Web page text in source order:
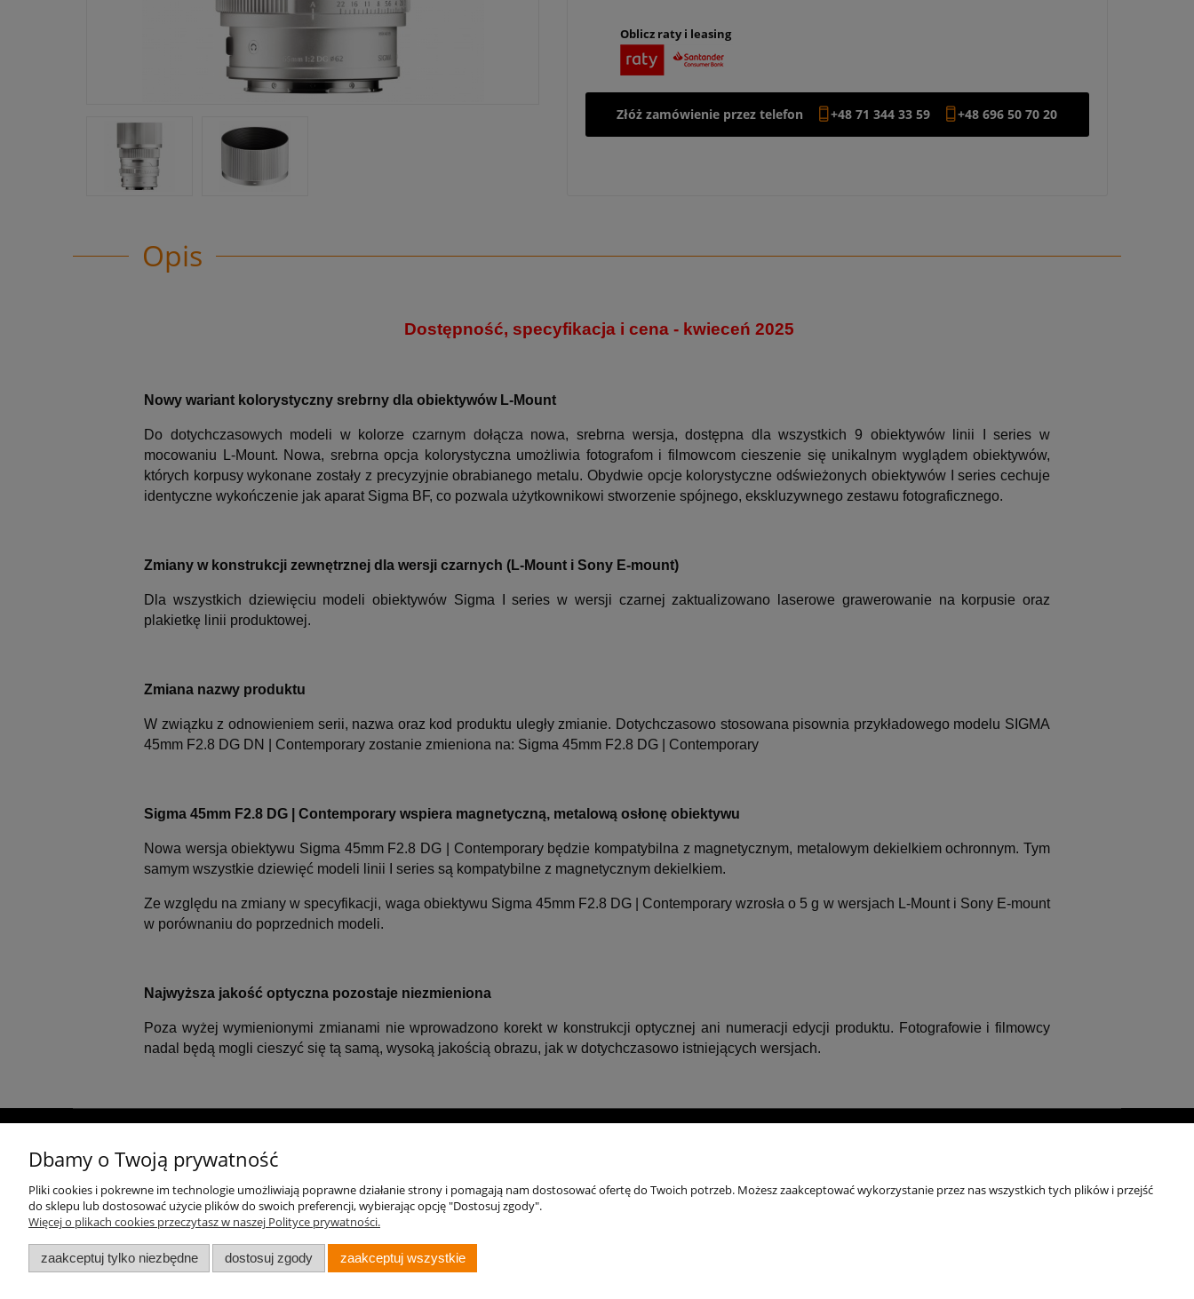
Oblicz raty i leasing
Złóż zamówienie przez telefon +48 71 344 33 59 +48 696 50 70 20
Opis
Dostępność, specyfikacja i cena - kwieceń 2025
Nowy wariant kolorystyczny srebrny dla obiektywów L-Mount
Do dotychczasowych modeli w kolorze czarnym dołącza nowa, srebrna wersja, dostępna dla wszystkich 9 obiektywów linii I series w
mocowaniu L-Mount. Nowa, srebrna opcja kolorystyczna umożliwia fotografom i filmowcom cieszenie się unikalnym wyglądem obiektywów,
których korpusy wykonane zostały z precyzyjnie obrabianego metalu. Obydwie opcje kolorystyczne odświeżonych obiektywów I series cechuje
identyczne wykończenie jak aparat Sigma BF, co pozwala użytkownikowi stworzenie spójnego, ekskluzywnego zestawu fotograficznego.
Zmiany w konstrukcji zewnętrznej dla wersji czarnych (L-Mount i Sony E-mount)
Dla wszystkich dziewięciu modeli obiektywów Sigma I series w wersji czarnej zaktualizowano laserowe grawerowanie na korpusie oraz
plakietkę linii produktowej.
Zmiana nazwy produktu
W związku z odnowieniem serii, nazwa oraz kod produktu uległy zmianie. Dotychczasowo stosowana pisownia przykładowego modelu SIGMA
45mm F2.8 DG DN | Contemporary zostanie zmieniona na: Sigma 45mm F2.8 DG | Contemporary
Sigma 45mm F2.8 DG | Contemporary wspiera magnetyczną, metalową osłonę obiektywu
Nowa wersja obiektywu Sigma 45mm F2.8 DG | Contemporary będzie kompatybilna z magnetycznym, metalowym dekielkiem ochronnym. Tym
samym wszystkie dziewięć modeli linii I series są kompatybilne z magnetycznym dekielkiem.
Ze względu na zmiany w specyfikacji, waga obiektywu Sigma 45mm F2.8 DG | Contemporary wzrosła o 5 g w wersjach L-Mount i Sony E-mount
w porównaniu do poprzednich modeli.
Najwyższa jakość optyczna pozostaje niezmieniona
Poza wyżej wymienionymi zmianami nie wprowadzono korekt w konstrukcji optycznej ani numeracji edycji produktu. Fotografowie i filmowcy
nadal będą mogli cieszyć się tą samą, wysoką jakością obrazu, jak w dotychczasowo istniejących wersjach.
Kontakt
Polecamy
Aparaty do fotografii ślubnej
Aparat na wakacje
Twoje zamówienia
Ustawienia konta
Płatności i dostawa
Regulaminy
+48 696 50 70 20
Dbamy o Twoją prywatność
Pliki cookies i pokrewne im technologie umożliwiają poprawne działanie strony i pomagają nam dostosować ofertę do Twoich potrzeb. Możesz zaakceptować wykorzystanie przez nas wszystkich tych plików i przejść
do sklepu lub dostosować użycie plików do swoich preferencji, wybierając opcję "Dostosuj zgody".
Więcej o plikach cookies przeczytasz w naszej Polityce prywatności.
zaakceptuj tylko niezbędne dostosuj zgody zaakceptuj wszystkie